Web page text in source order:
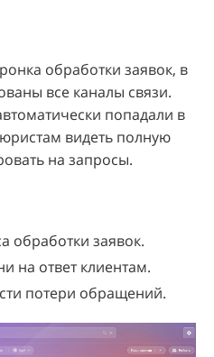
обработки заявок, в
все каналы связи.
попадали в
видеть полную
на запросы.
обработки заявок.
на ответ клиентам.
потери обращений.